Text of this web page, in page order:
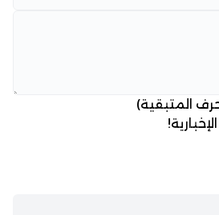
المتبقية)